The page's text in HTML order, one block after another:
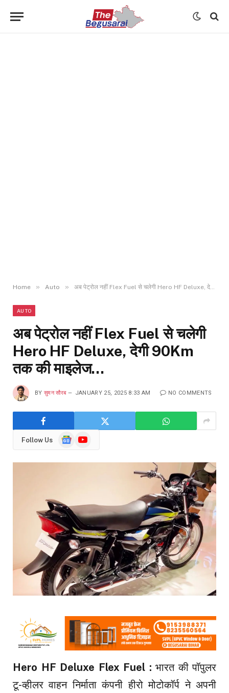
Home » Auto » अब पेट्रोल नहीं Flex Fuel से चलेगी Hero HF Deluxe, देगी 90Km तक की माइलेज…
AUTO
अब पेट्रोल नहीं Flex Fuel से चलेगी
Hero HF Deluxe, देगी 90Km
तक की माइलेज…
BY सुमन सौरब JANUARY 25, 2025 8:33 AM NO COMMENTS
Follow Us
GoogleYouTube
Hero HF Deluxe Flex Fuel : भारत की पॉपुलर
टू-व्हीलर वाहन निर्माता कंपनी हीरो मोटोकॉर्प ने अपनी